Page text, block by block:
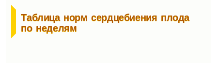
Таблица норм сердцебиения плода
по неделям